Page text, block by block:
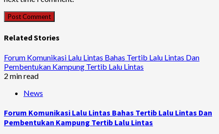
Related Stories
Forum Komunikasi Lalu Lintas Bahas Tertib Lalu Lintas Dan
Pembentukan Kampung Tertib Lalu Lintas
2 min read
News
Forum Komunikasi Lalu Lintas Bahas Tertib Lalu Lintas Dan
Pembentukan Kampung Tertib Lalu Lintas